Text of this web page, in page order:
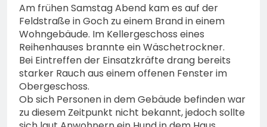
Am frühen Samstag Abend kam es auf der
Feldstraße in Goch zu einem Brand in einem
Wohngebäude. Im Kellergeschoss eines
Reihenhauses brannte ein Wäschetrockner.
Bei Eintreffen der Einsatzkräfte drang bereits
starker Rauch aus einem offenen Fenster im
Obergeschoss.
Ob sich Personen in dem Gebäude befinden war
zu diesem Zeitpunkt nicht bekannt, jedoch sollte